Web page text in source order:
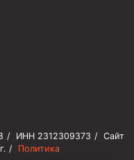
/ ИНН 2312309373 / Сайт
/
Политика